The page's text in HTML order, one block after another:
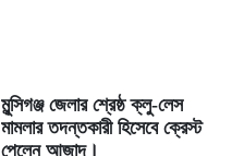
মুন্সিগঞ্জ জেলার শ্রেষ্ঠ ক্লু-লেস
মামলার তদন্তকারী হিসেবে ক্রেস্ট
পেলেন আজাদ।